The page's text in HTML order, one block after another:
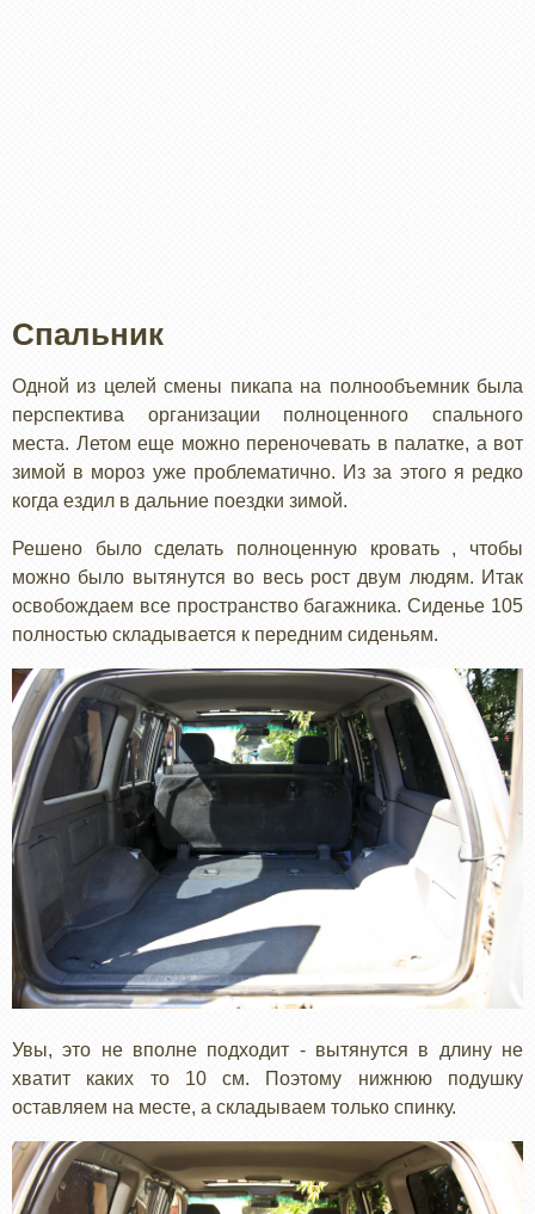
Спальник
Одной из целей смены пикапа на полнообъемник была
перспектива организации полноценного спального
места. Летом еще можно переночевать в палатке, а вот
зимой в мороз уже проблематично. Из за этого я редко
когда ездил в дальние поездки зимой.
Решено было сделать полноценную кровать , чтобы
можно было вытянутся во весь рост двум людям. Итак
освобождаем все пространство багажника. Сиденье 105
полностью складывается к передним сиденьям.
Увы, это не вполне подходит - вытянутся в длину не
хватит каких то 10 см. Поэтому нижнюю подушку
оставляем на месте, а складываем только спинку.